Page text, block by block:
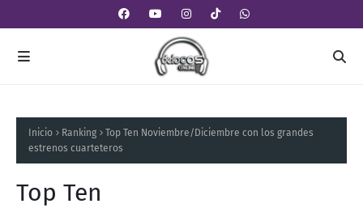
Inicio Ranking
Top Ten Noviembre/Diciembre con los grandes
estrenos cuarteteros
Top Ten